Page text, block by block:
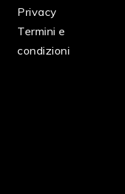
Privacy
Termini e
condizioni